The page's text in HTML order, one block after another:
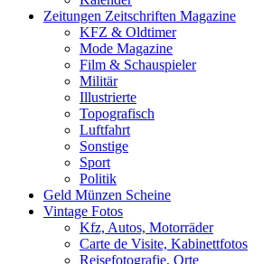
Zeitungen Zeitschriften Magazine
KFZ & Oldtimer
Mode Magazine
Film & Schauspieler
Militär
Illustrierte
Topografisch
Luftfahrt
Sonstige
Sport
Politik
Geld Münzen Scheine
Vintage Fotos
Kfz, Autos, Motorräder
Carte de Visite, Kabinettfotos
Reisefotografie, Orte